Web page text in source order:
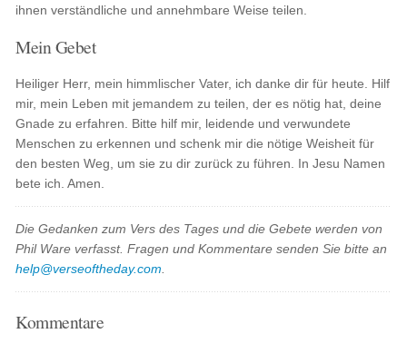
ihnen verständliche und annehmbare Weise teilen.
Mein Gebet
Heiliger Herr, mein himmlischer Vater, ich danke dir für heute. Hilf
mir, mein Leben mit jemandem zu teilen, der es nötig hat, deine
Gnade zu erfahren. Bitte hilf mir, leidende und verwundete
Menschen zu erkennen und schenk mir die nötige Weisheit für
den besten Weg, um sie zu dir zurück zu führen. In Jesu Namen
bete ich. Amen.
Die Gedanken zum Vers des Tages und die Gebete werden von
Phil Ware verfasst. Fragen und Kommentare senden Sie bitte an
help@verseoftheday.com
Kommentare